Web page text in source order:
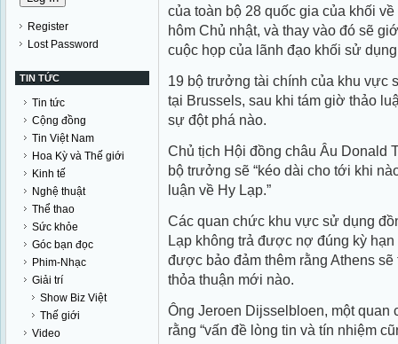
Register
Lost Password
TIN TỨC
Tin tức
Cộng đồng
Tin Việt Nam
Hoa Kỳ và Thế giới
Kinh tế
Nghệ thuật
Thể thao
Sức khỏe
Góc bạn đọc
Phim-Nhạc
Giải trí
Show Biz Việt
Thế giới
Video
của toàn bộ 28 quốc gia của khối
hôm Chủ nhật, và thay vào đó sẽ
cuộc họp của lãnh đạo khối sử
19 bộ trưởng tài chính của khu vực
tại Brussels, sau khi tám giờ thảo
sự đột phá nào.
Chủ tịch Hội đồng châu Âu Donald
bộ trưởng sẽ “kéo dài cho tới khi
luận về Hy Lạp.”
Các quan chức khu vực sử dụng
Lạp không trả được nợ đúng kỳ
được bảo đảm thêm rằng Athens
thỏa thuận mới nào.
Ông Jeroen Dijsselbloen, một quan
rằng “vấn đề lòng tin và tín nhiệm